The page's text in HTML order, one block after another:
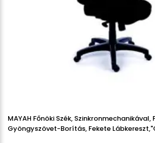
MAYAH Főnöki Szék, Szinkronmechanikával,
Gyöngyszövet-Borítás, Fekete